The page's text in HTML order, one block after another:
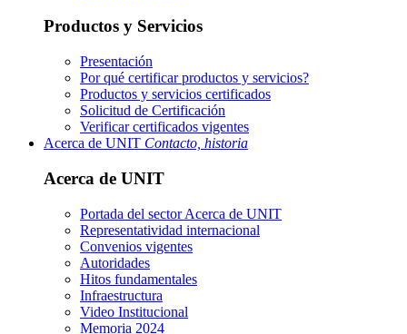
Productos y Servicios
Presentación
Por qué certificar productos y servicios?
Productos y servicios certificados
Solicitud de Certificación
Verificar certificados vigentes
Acerca de UNIT Contacto, historia
Acerca de UNIT
Portada del sectorAcerca de UNIT
Representatividad internacional
Convenios vigentes
Autoridades
Hitos fundamentales
Infraestructura
Video Institucional
Memoria 2024